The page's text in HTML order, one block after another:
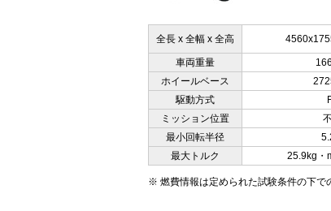
全長 x 全幅 x 全高
車両重量
ホイールベース
駆動方式
ミッション位置
最小回転半径
最大トルク
25.9kg・
※ 燃費情報は定められた試験条件の下で